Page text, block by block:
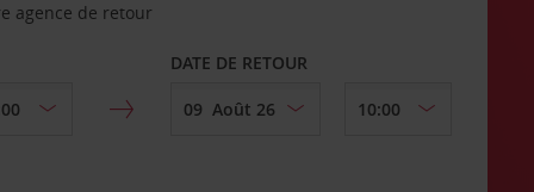
agence de retour
DATE DE RETOUR